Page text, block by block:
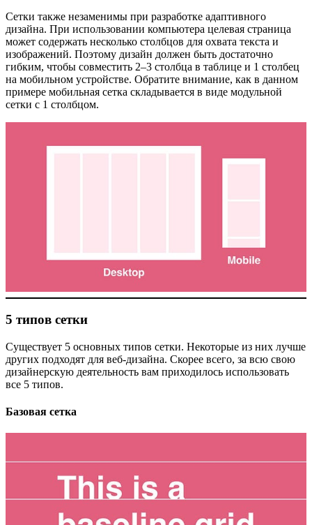
Сетки также незаменимы при разработке адаптивного
дизайна. При использовании компьютера целевая страница
может содержать несколько столбцов для охвата текста и
изображений. Поэтому дизайн должен быть достаточно
гибким, чтобы совместить 2–3 столбца в таблице и 1 столбец
на мобильном устройстве. Обратите внимание, как в данном
примере мобильная сетка складывается в виде модульной
сетки с 1 столбцом.
5 типов сетки
Существует 5 основных типов сетки. Некоторые из них лучше
других подходят для веб-дизайна. Скорее всего, за всю свою
дизайнерскую деятельность вам приходилось использовать
все 5 типов.
Базовая сетка